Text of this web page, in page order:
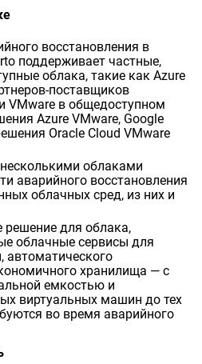
восстановления в
поддерживает частные,
облака, такие как Azure
поставщиков
VMware в общедоступном
Azure VMware, Google
Oracle Cloud VMware
несколькими облаками
аварийного восстановления
облачных сред, из них и
решение для облака,
облачные сервисы для
автоматического
хранилища — с
емкостью и
виртуальных машин до тех
во время аварийного